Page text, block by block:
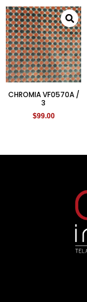
CHROMIA VF0570A /
3
$99.00